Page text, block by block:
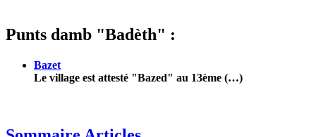
Punts damb "Badèth" :
Bazet
Le village est attesté "Bazed" au 13ème (…)